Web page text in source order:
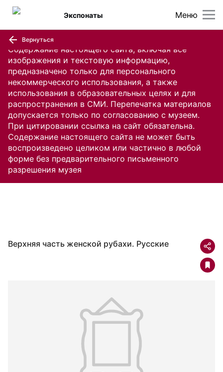
Содержание настоящего сайта, включая все
изображения и текстовую информацию,
предназначено только для персонального
некоммерческого использования, а также
использования в образовательных целях и для
распространения в СМИ. Перепечатка материалов
допускается только по согласованию с музеем.
При цитировании ссылка на сайт обязательна.
Содержание настоящего сайта не может быть
воспроизведено целиком или частично в любой
форме без предварительного письменного
разрешения музея
Меню
Экспонаты
Вернуться
Верхняя часть женской рубахи. Русские